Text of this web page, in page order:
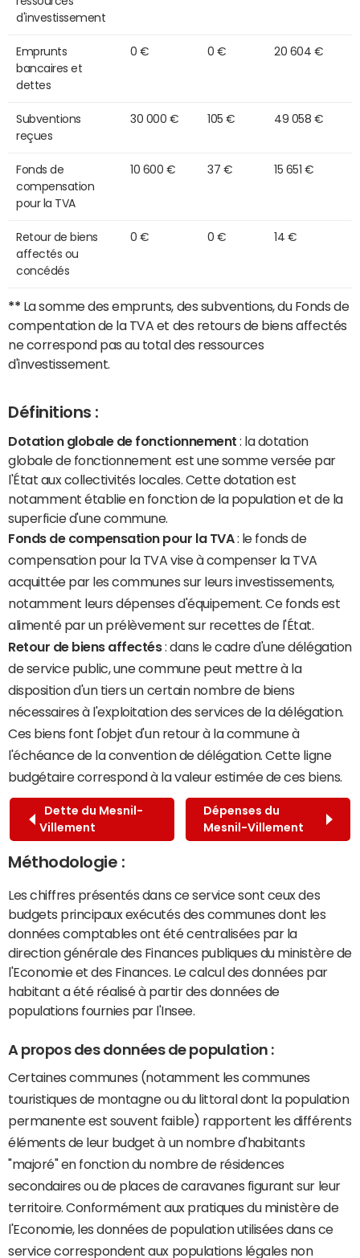
d'investissement
Emprunts
bancaires et
dettes
0 € 0 € 20 604 €
Subventions
reçues
30 000 € 105 € 49 058 €
Fonds de
compensation
pour la TVA
10 600 € 37 € 15 651 €
Retour de biens
affectés ou
concédés
0 € 0 € 14 €
** La somme des emprunts, des subventions, du Fonds de
compentation de la TVA et des retours de biens affectés
ne correspond pas au total des ressources
d'investissement.
Définitions :
Dotation globale de fonctionnement : la dotation
globale de fonctionnement est une somme versée par
l'État aux collectivités locales. Cette dotation est
notamment établie en fonction de la population et de la
superficie d'une commune.
Fonds de compensation pour la TVA: le fonds de
compensation pour la TVA vise à compenser la TVA
acquittée par les communes sur leurs investissements,
notamment leurs dépenses d'équipement. Ce fonds est
alimenté par un prélèvement sur recettes de l'État.
Retour de biens affectés: dans le cadre d'une délégation
de service public, une commune peut mettre à la
disposition d'un tiers un certain nombre de biens
nécessaires à l'exploitation des services de la délégation.
Ces biens font l'objet d'un retour à la commune à
l'échéance de la convention de délégation. Cette ligne
budgétaire correspond à la valeur estimée de ces biens.
Dette du Mesnil-
Villement
Dépenses du
Mesnil-Villement
Méthodologie :
Les chiffres présentés dans ce service sont ceux des
budgets principaux exécutés des communes dont les
données comptables ont été centralisées par la
direction générale des Finances publiques du ministère de
l'Economie et des Finances. Le calcul des données par
habitant a été réalisé à partir des données de
populations fournies par l'Insee.
A propos des données de population :
Certaines communes (notamment les communes
touristiques de montagne ou du littoral dont la population
permanente est souvent faible) rapportent les différents
éléments de leur budget à un nombre d'habitants
"majoré" en fonction du nombre de résidences
secondaires ou de places de caravanes figurant sur leur
territoire. Conformément aux pratiques du ministère de
l'Economie, les données de population utilisées dans ce
service correspondent aux populations légales non